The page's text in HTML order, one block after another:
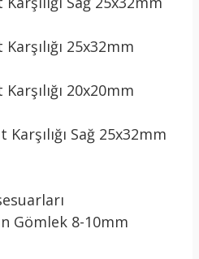
25x32mm
20x20mm
Sağ 25x32mm
Gömlek 8-10mm